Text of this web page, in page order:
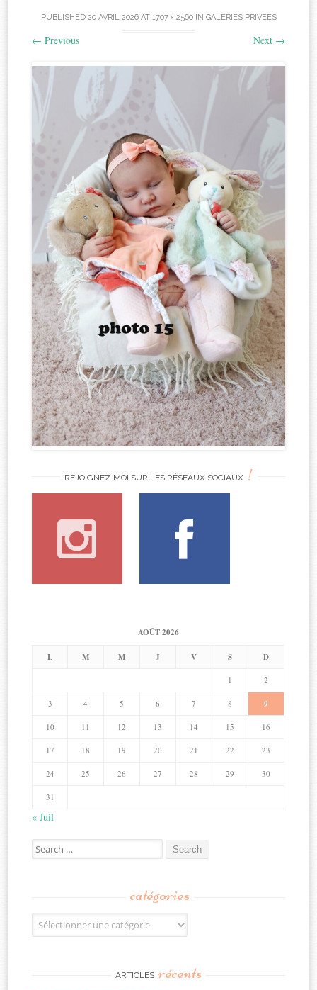
PUBLISHED 20 AVRIL 2026AT 1707 × 2560IN GALERIES PRIVÉES
← Previous Next →
REJOIGNEZ MOI SUR LES RÉSEAUX SOCIAUX !
AOÛT 2026
L M M J V S D
1 2
3 4 5 6 7 8 9
10 11 12 13 14 15 16
17 18 19 20 21 22 23
24 25 26 27 28 29 30
31
« Juil
Search
for:
catégories
Catégories
ARTICLES récents